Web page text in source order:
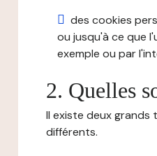
des cookies
ou jusqu'à ce que
exemple ou par
2. Quelles
Il existe deux grands
différents.